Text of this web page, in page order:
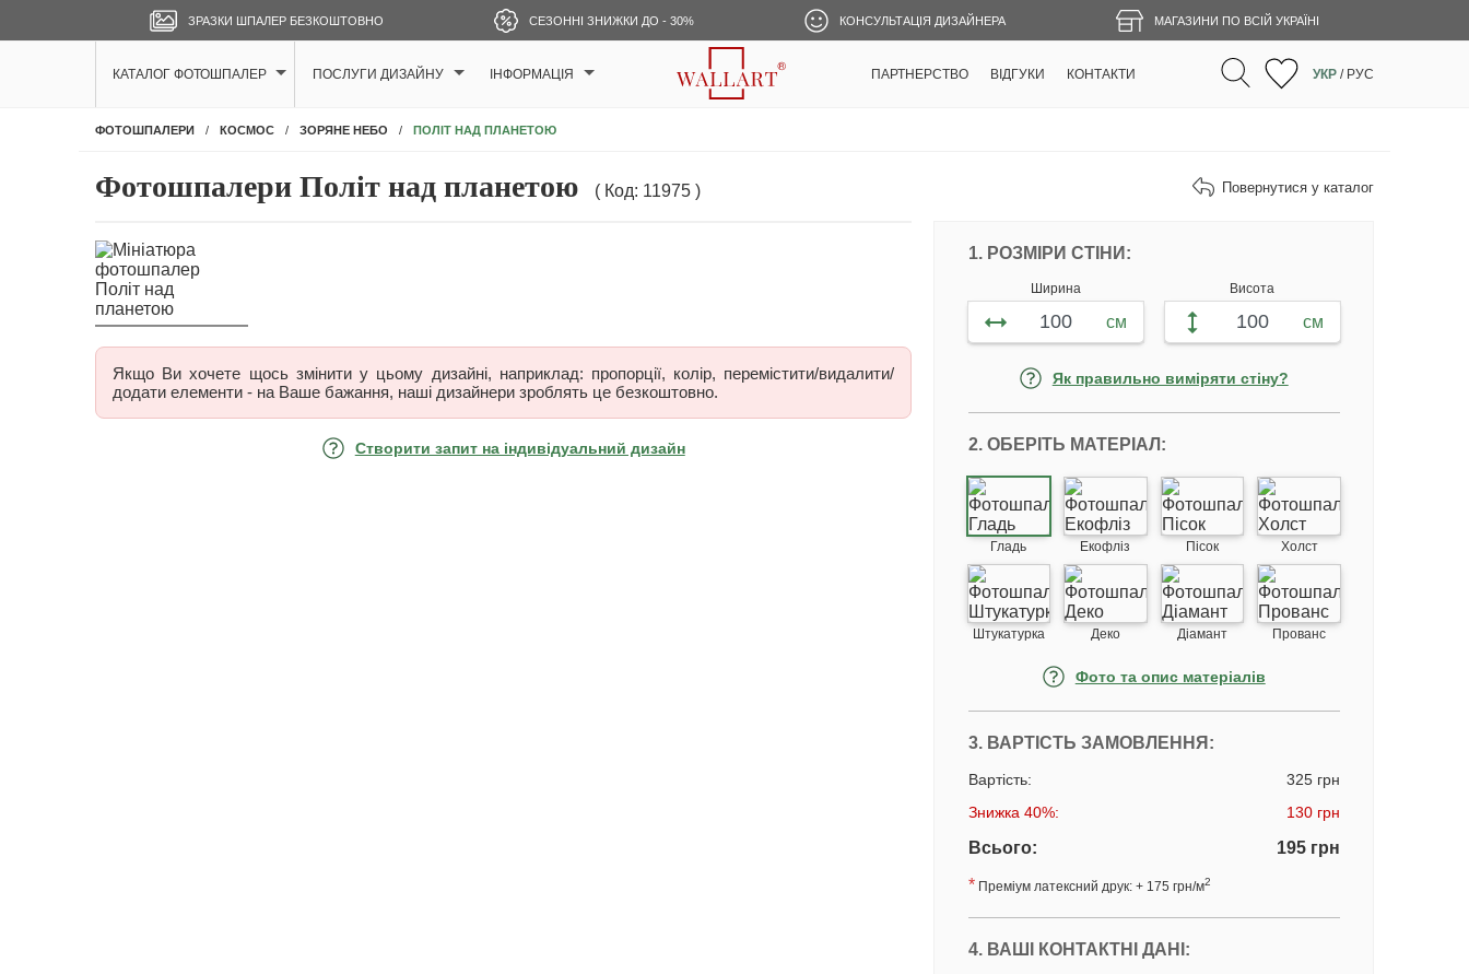
ЗРАЗКИ ШПАЛЕР БЕЗКОШТОВНО СЕЗОННІ ЗНИЖКИ ДО - 30% КОНСУЛЬТАЦІЯ ДИЗАЙНЕРА МАГАЗИНИ ПО ВСІЙ УКРАЇНІ
КАТАЛОГ ФОТОШПАЛЕР ПОСЛУГИ ДИЗАЙНУ ІНФОРМАЦІЯ ПАРТНЕРСТВО ВІДГУКИ КОНТАКТИ УКР / РУС
ФОТОШПАЛЕРИ КОСМОС ЗОРЯНЕ НЕБО ПОЛІТ НАД ПЛАНЕТОЮ
Фотошпалери Політ над планетою ( Код: 11975 ) Повернутися у каталог
Якщо Ви хочете щось змінити у цьому дизайні, наприклад: пропорції, колір, перемістити/видалити/
додати елементи - на Ваше бажання, наші дизайнери зроблять це безкоштовно.
Створити запит на індивідуальний дизайн
1. РОЗМІРИ СТІНИ:
Ширина
см
Висота
см
Як правильно виміряти стіну?
2. ОБЕРІТЬ МАТЕРІАЛ:
Гладь Екофліз Пісок Холст
Штукатурка Деко Діамант Прованс
Фото та опис матеріалів
3. ВАРТІСТЬ ЗАМОВЛЕННЯ:
Вартість:
325 грн
Знижка 40%:
130 грн
Всього:
195 грн
* Преміум латексний друк: + 175 грн/м2
4. ВАШІ КОНТАКТНІ ДАНІ: